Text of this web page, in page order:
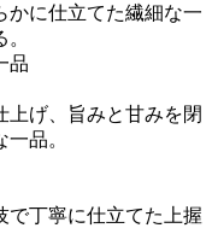
かに仕立てた繊細な一
上げ、旨みと甘みを閉
品。
で丁寧に仕立てた上握